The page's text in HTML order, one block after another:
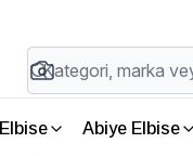
Elbise Abiye Elbise